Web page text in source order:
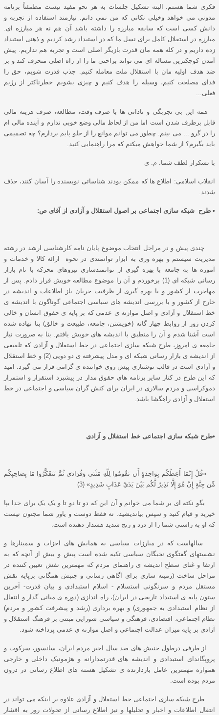
فکری شما هستم. البته تشکیل جلسات به هر نحو مفید نیست مطمئناً برنامه
مدونی می خواهد وخیلی نکاتی که من نمی دانم. نیازمند استفاده از تجربه و
دانش کسی است که سابقه مبارزه را داشته باشد آن هم نه هر مبارزه ای.
مبارزه در استقلال کامل برای نسل ما که در استبداد رشد کردیم و ذهنی استبداد
زده داریم و در کله همه مان قدرت بازیگر اصلی است و تجربه هم نداریم. پیش
آمدن کوچکترین مساله ای می تواند براحتی ما را از راه اصلی منحرف کند و بر
ضد هدف اولیه مان با استقلال ملت معامله کنیم. جذب قدرت شویم، حق را
فدای مصلحت کنیم، وسیله را هدف کنیم و چیزی بشویم خطرناکتر از رژیم
فعلی...
همه این بی تجربگی و نادانی ها با صرف وقت، مطالعه، صرف هزینه مالی
قابل برطرف شدن است اما من از لحاظ مالی وضع خوبی ندارم و آینده مالی ام
را در گرو ... می بینم. چطور می توانم موانع را از جلو پایم بردارم؟ چه تصمیمی
باید بگیرم؟ از شما خواهش میکنم که مرا راهنمایی کنید.
با تشکراز لطف شما. م. ی
انقلاب اسلامی: اطلاع ها که ممکن بودند شناسائی نویسنده را آسان کنند، حذف
شدند.
• طرح شبکه سازی اجتماعی بر اصول استقلال و آزادی از آقای ص:
چندی پیش و در مراحل انتخاب موضوع پایان نامه کارشناسی ارشد در رشته
مدیریت سیستم و بهره وری به ابزار توانمندی در نحوه ارائه کالا و خدمات و
آموزه ها به جامعه با بهره گیری از توانمندسازی نیروهای محرکه با نام بازار
رسانی شبکه ای (1) برخوردم و آن را موضوع مطالعه خویش قرار دادم. پس از
مهاجرت از کشور و با بهره گیری از ظرفیت جریان باز اطلاعات و اندیشه در
خارج از کشور و با بررسی اندیشه های سیاسی اجتماعی گوناگون با اندیشه ی
خط استقلال و آزادی و اصل موازنه ی عدمی که بر پایه ی حقوق انسان و خالی
کردن زور از روابط چهار گانه (خویشتن، جامعه، طبیعت و خالق) بنا نهاده شده
است آشنا شدم و آن را منطبق با اندیشه های خویش یافتم. بنا به ضرورت نیاز
جامعه ی امروز، طرح شبکه سازی اجتماعی در خط استقلال و آزادی که تلفیقی
از اندیشه ی بازار رسانی شبکه ای و مدل پیشرفته ی دو دویی (2) و خط استقلال
و آزادی است در قالب نوشتاری پیش روی خواننده ی گرامی قرار می گیرد. امید
که این طرح در کنار سایر برنامه های حقوق مدار در پیشبرد استقرار و استمرار
دموکراسی و مردم سالاری در ایران برای کنش گران سیاسی و اجتماعی در خط
استقلال و آزادی راهگشا باشد.
•طرح شبکه سازی اجتماعی خط استقلال و آزادی
«قُلْ إِنَّمَا أَعِظُكُم بِوَاحِدَةٍ أَن تَقُومُوا لِلَّهِ مَثْنَى وَفُرَادَى ثُمَّ تَتَفَكَّرُوا مَا بِصَاحِبِكُم
مِّن جِنَّةٍ إِنْ هُوَ إِلَّا نَذِيرٌ لَّكُم بَيْنَ يَدَيْ عَذَابٍ شَدِيدٍ» (3)
بگو نکته ای بر شما می خوانم و آن این که دو تا دو تا و یک یک برای خدا بپا
خیزید و قیام کنید و سپس بیاندیشید، نه فقط دوست و یاور شما مجنون نیست
که او به راستی شما را از درد و رنج شدید هشدار دهنده است.
سالهاست که در مبارزات سیاسی به همایش های احزاب و سمینارها و
نشستهای گفتگوی نخبگان سیاسی تکیه شده است پیش و بیش از آنچه که به
ارتقا و غنای سطح اندیشه ی راهنمای مردم که مهمترین نقش تعیین کننده در
مراحل ساخت (زمینه سازی برای آگاهی رسانی و جنبش همگانی برپایه نقش
مستقل مردم و سرنگونی استسلام - اسلام استبدادی و بیان قدرت- آخرین
ستون پایه ی استبداد تاریخی در ایران)، راه اندازی (دوره ی میانی گذار و انتقال
از نظام استبدادی به جمهوری) و بهره برداری (رشد و پیشرفت کشور و مردم)
نظام اجتماعی، اقتصادی، فرهنگی و سیاسی شورایی مبتنی بر فرهنگ استقلال و
آزادی بر پایه میزان عدالت اجتماعی و اصل موازنه ی عدمی پرداخته شود.
از طرفی درطول جنبش های صد سال اخیر مردم ایران، سانسور، سرکوب و
پروپگاندای استبدادی و اندیشه های قدرتمدارانه و هژمونیک داخلی و خارجی
همواره مهمترین عامل بازدارنده ی تشکیل هسته های اطلاع رسانی در درون
مردم بوده است.
طرح شبکه سازی اجتماعی خط استقلال و آزادی علاوه بر اینکه می تواند در
انتقال اطلاعات و اخبار و تحلیلها و نیز اطلاع رسانی از تحولات روز به اقشار